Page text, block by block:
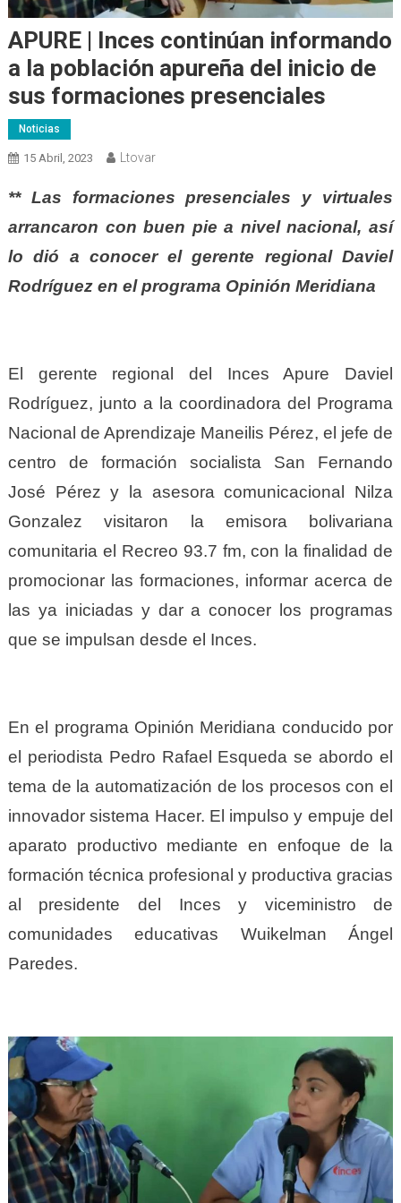
APURE | Inces continúan informando
a la población apureña del inicio de
sus formaciones presenciales
Noticias
15 Abril, 2023 Ltovar
** Las formaciones presenciales y virtuales
arrancaron con buen pie a nivel nacional, así
lo dió a conocer el gerente regional Daviel
Rodríguez en el programa Opinión Meridiana
El gerente regional del Inces Apure Daviel
Rodríguez, junto a la coordinadora del Programa
Nacional de Aprendizaje Maneilis Pérez, el jefe de
centro de formación socialista San Fernando
José Pérez y la asesora comunicacional Nilza
Gonzalez visitaron la emisora bolivariana
comunitaria el Recreo 93.7 fm, con la finalidad de
promocionar las formaciones, informar acerca de
las ya iniciadas y dar a conocer los programas
que se impulsan desde el Inces.
En el programa Opinión Meridiana conducido por
el periodista Pedro Rafael Esqueda se abordo el
tema de la automatización de los procesos con el
innovador sistema Hacer. El impulso y empuje del
aparato productivo mediante en enfoque de la
formación técnica profesional y productiva gracias
al presidente del Inces y viceministro de
comunidades educativas Wuikelman Ángel
Paredes.